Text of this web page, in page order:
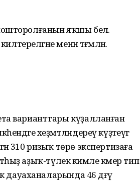
яҡшы белә.
менән тәғәмләнә.
варианттары күҙалланған
хеҙмәтләндереү күҙәтеүгә
310 ризыҡ төрө экспертизаға
аҙыҡ-түлек кимәле кәмер тип
46 дәғүә